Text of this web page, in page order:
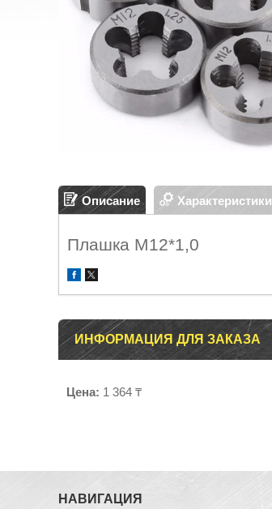
Описание Характеристики
Плашка М12*1,0
ИНФОРМАЦИЯ ДЛЯ ЗАКАЗА
Цена: 1 364 ₸
НАВИГАЦИЯ